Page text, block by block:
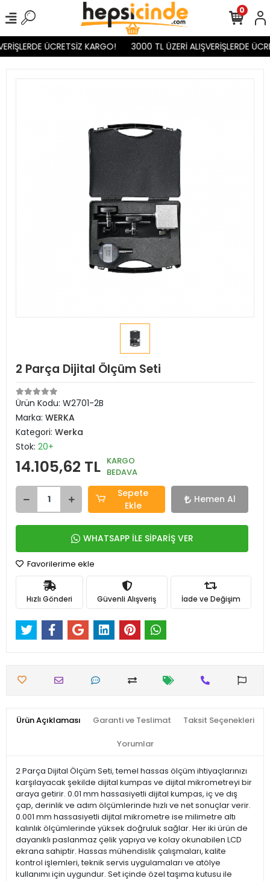
ÜCRETSİZ KARGO! 3000 TL ÜZERİ ALIŞVERİŞLERDE
0
2 Parça Dijital Ölçüm Seti
Ürün Kodu: W2701-2B
Marka: WERKA
Kategori: Werka
Stok: 20+
14.105,62 TL KARGO
BEDAVA
Sepete
Ekle
Hemen Al
WHATSAPP İLE SİPARİŞ VER
Favorilerime ekle
Hızlı Gönderi Güvenli Alışveriş İade ve Değişim
Ürün Açıklaması Garanti ve Teslimat Taksit Seçenekleri
Yorumlar
2 Parça Dijital Ölçüm Seti, temel hassas ölçüm ihtiyaçlarınızı
karşılayacak şekilde dijital kumpas ve dijital mikrometreyi bir
araya getirir. 0.01 mm hassasiyetli dijital kumpas, iç ve dış
çap, derinlik ve adım ölçümlerinde hızlı ve net sonuçlar verir.
0.001 mm hassasiyetli dijital mikrometre ise milimetre altı
kalınlık ölçümlerinde yüksek doğruluk sağlar. Her iki ürün de
dayanıklı paslanmaz çelik yapıya ve kolay okunabilen LCD
ekrana sahiptir. Hassas mühendislik çalışmaları, kalite
kontrol işlemleri, teknik servis uygulamaları ve atölye
kullanımı için uygundur. Set içinde özel taşıma kutusu ile